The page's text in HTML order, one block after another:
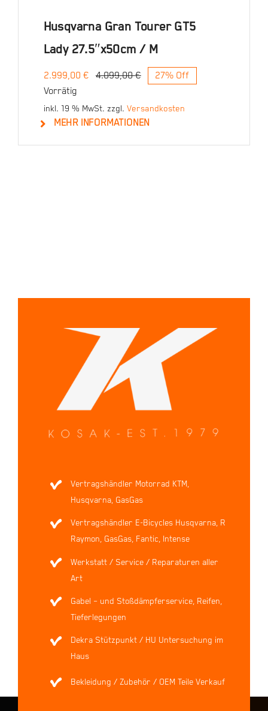
In den Warenkorb Details
Husqvarna Gran Tourer GT5
Lady 27.5″x50cm / M
4.099,00€
Ursprünglicher
war:
4.099,00 €
2.999,00 €
Aktueller
ist:
2.999,00 €.
27% Off
Vorrätig
inkl. 19 % MwSt. zzgl. Versandkosten
MEHR INFORMATIONEN
Vertragshändler Motorrad KTM,
Husqvarna, GasGas
Vertragshändler E-Bicycles Husqvarna, R
Raymon, GasGas, Fantic, Intense
Werkstatt / Service / Reparaturen aller
Art
Gabel – und Stoßdämpferservice, Reifen,
Tieferlegungen
Dekra Stützpunkt / HU Untersuchung im
Haus
Bekleidung / Zubehör / OEM Teile Verkauf